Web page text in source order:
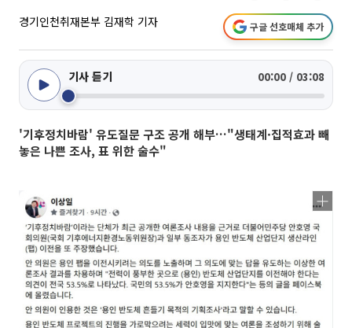
경기인천취재본부 김재학 기자 구글 선호매체 추가
기사 듣기 00:00 / 03:08
'기후정치바람' 유도질문 구조 공개 해부…"생태계·집적효과 빼
놓은 나쁜 조사, 표 위한 술수"